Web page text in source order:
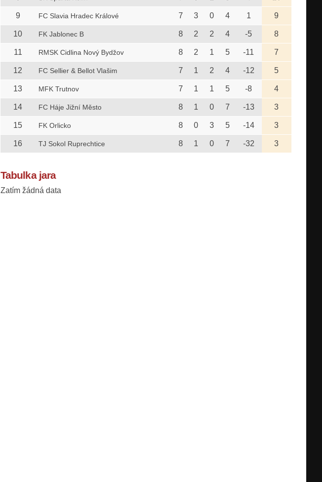
9 FC Slavia Hradec Králové 7 3 0 4 1 9
10 FK Jablonec B 8 2 2 4 -5 8
11 RMSK Cidlina Nový Bydžov 8 2 1 5 -11 7
12 FC Sellier & Bellot Vlašim 7 1 2 4 -12 5
13 MFK Trutnov 7 1 1 5 -8 4
14 FC Háje Jižní Město 8 1 0 7 -13 3
15 FK Orlicko 8 0 3 5 -14 3
16 TJ Sokol Ruprechtice 8 1 0 7 -32 3
Tabulka jara
Zatím žádná data